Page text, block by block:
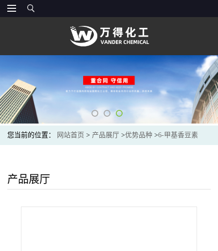
您当前的位置： 网站首页 > 产品展厅 >优势品种 >6-甲基香豆素
产品展厅